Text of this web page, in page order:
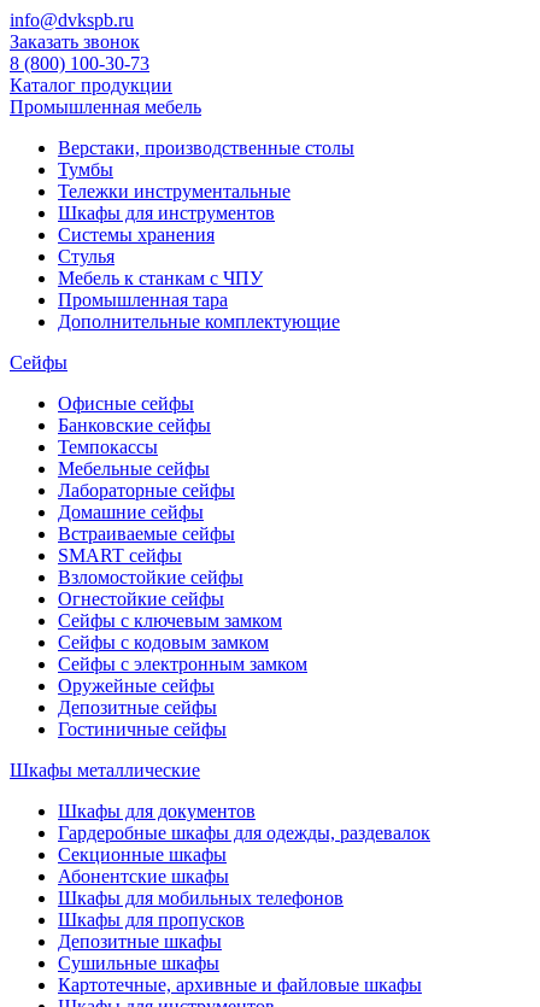
info@dvkspb.ru
Заказать звонок
8 (800) 100-30-73
Каталог продукции
Промышленная мебель
Верстаки, производственные столы
Тумбы
Тележки инструментальные
Шкафы для инструментов
Системы хранения
Стулья
Мебель к станкам с ЧПУ
Промышленная тара
Дополнительные комплектующие
Сейфы
Офисные сейфы
Банковские сейфы
Темпокассы
Мебельные сейфы
Лабораторные сейфы
Домашние сейфы
Встраиваемые сейфы
SMART сейфы
Взломостойкие сейфы
Огнестойкие сейфы
Сейфы с ключевым замком
Сейфы с кодовым замком
Сейфы с электронным замком
Оружейные сейфы
Депозитные сейфы
Гостиничные сейфы
Шкафы металлические
Шкафы для документов
Гардеробные шкафы для одежды, раздевалок
Секционные шкафы
Абонентские шкафы
Шкафы для мобильных телефонов
Шкафы для пропусков
Депозитные шкафы
Сушильные шкафы
Картотечные, архивные и файловые шкафы